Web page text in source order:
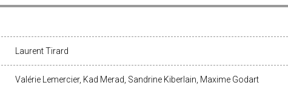
Laurent Tirard
Valérie Lemercier, Kad Merad, Sandrine Kiberlain, Maxime Godart